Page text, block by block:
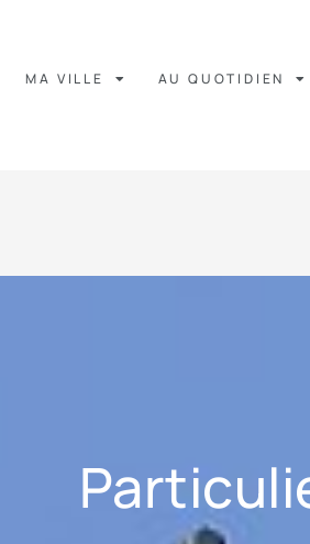
MA VILLE AU QUOTIDIEN